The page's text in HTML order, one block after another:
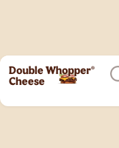
Double Whopper®
Cheese